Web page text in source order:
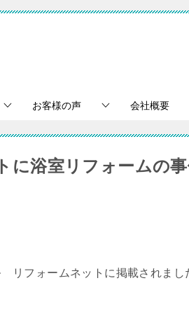
お客様の声 会社概要
に浴室リフォームの
フォームネットに掲載されまし